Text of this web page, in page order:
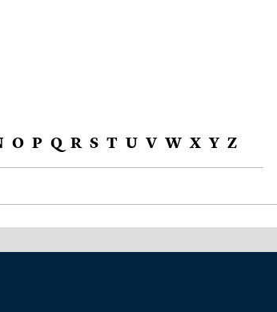
O P Q R S T U V W X Y Z